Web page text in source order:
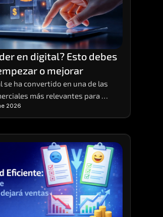
en digital? Esto debes
o mejorar
se ha convertido en una de las
más relevantes para
que buscan
2026